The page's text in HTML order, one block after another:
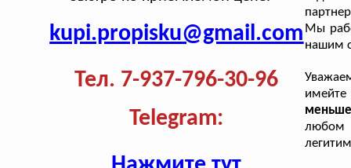
kupi.propisku@gmail.com
Тел. 7-937-796-30-96
Telegram:
Мы
нашим
меньше
любом